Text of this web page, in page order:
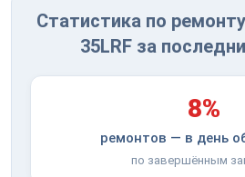
Статистика по
35LRF за
8%
ремонтов — в день
по завершённым